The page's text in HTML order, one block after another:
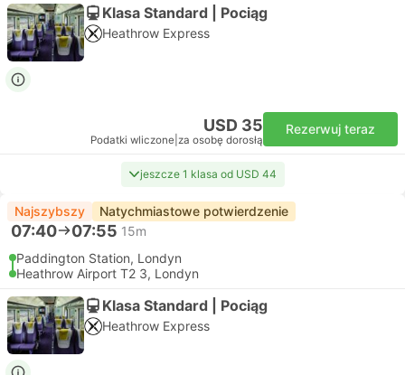
Klasa Standard | Pociąg
Heathrow Express
USD 35
Podatki wliczone za osobę dorosłą
Rezerwuj teraz
jeszcze 1 klasa od USD 44
Najszybszy Natychmiastowe potwierdzenie
07:40 07:55 15m
Paddington Station, Londyn
Heathrow Airport T2 3, Londyn
Klasa Standard | Pociąg
Heathrow Express